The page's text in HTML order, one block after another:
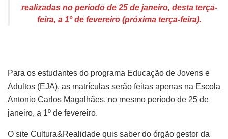
realizadas no período de 25 de janeiro, desta terça-
feira, a 1º de fevereiro (próxima terça-feira).
Para os estudantes do programa Educação de Jovens e
Adultos (EJA), as matrículas serão feitas apenas na Escola
Antonio Carlos Magalhães, no mesmo período de 25 de
janeiro, a 1º de fevereiro.
O site Cultura&Realidade quis saber do órgão gestor da